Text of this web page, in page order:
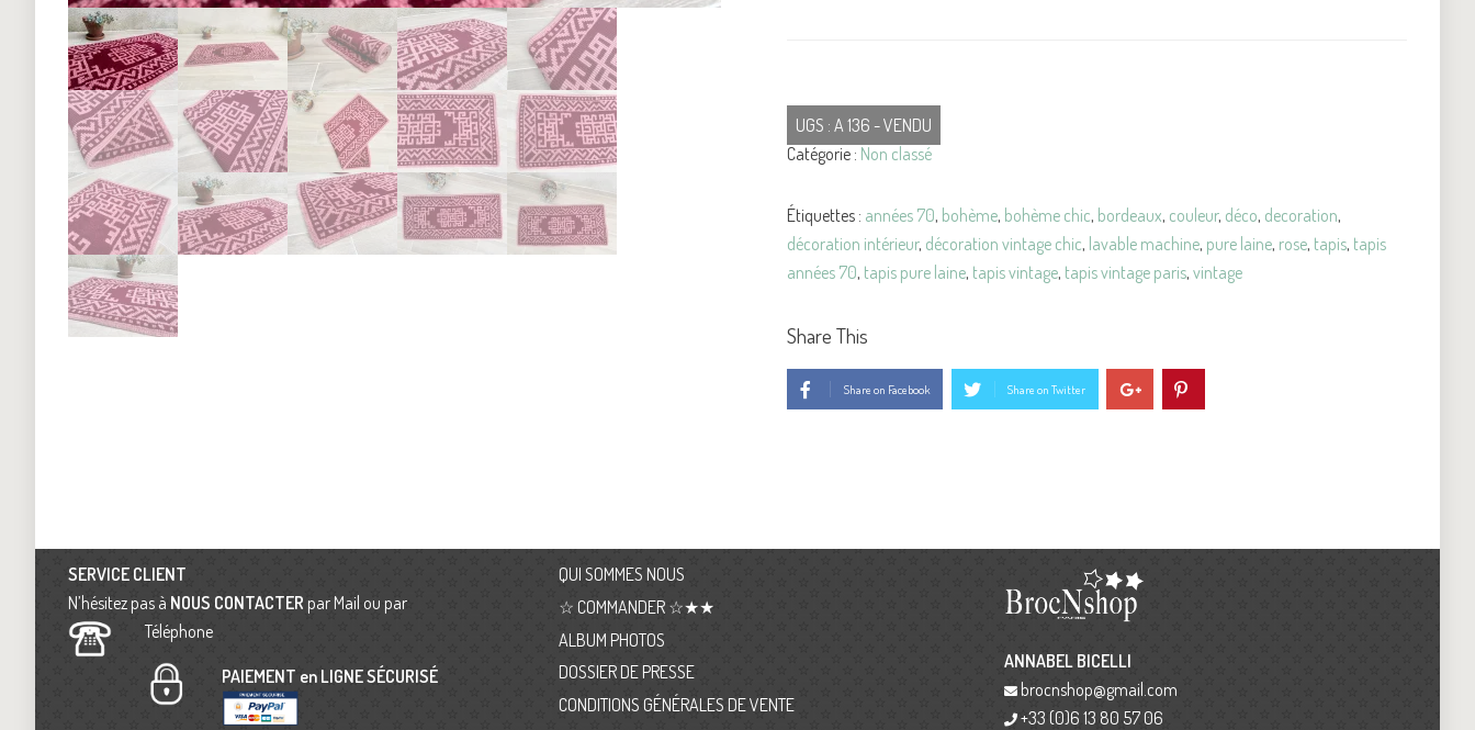
UGS : A 136 - VENDU
Catégorie : Non classé
Étiquettes : années 70, bohème, bohème chic, bordeaux, couleur, déco, decoration,
décoration intérieur, décoration vintage chic, lavable machine, pure laine, rose, tapis, tapis
années 70, tapis pure laine, tapis vintage, tapis vintage paris, vintage
Share This
Share on Facebook Share on Twitter
SERVICE CLIENT
N’hésitez pas à NOUS CONTACTER par Mail ou par
Téléphone
PAIEMENT en LIGNE SÉCURISÉ
QUI SOMMES NOUS
☆ COMMANDER ☆★★
ALBUM PHOTOS
DOSSIER DE PRESSE
CONDITIONS GÉNÉRALES DE VENTE
ANNABEL BICELLI
brocnshop@gmail.com
+33 (0)6 13 80 57 06